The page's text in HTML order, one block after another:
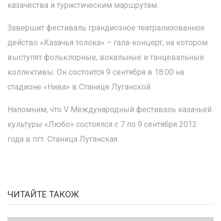
казачества и туристическим маршрутам.
Завершит фестиваль грандиозное театрализованное
действо «Казачья толока» – гала-концерт, на котором
выступят фольклорные, вокальные и танцевальные
коллективы. Он состоится 9 сентября в 18:00 на
стадионе «Нива» в Станице Луганской.
Напомним, что V Международный фестиваль казачьей
культуры «Любо» состоялся с 7 по 9 сентября 2012
года в пгт. Станица Луганская.
ЧИТАЙТЕ ТАКОЖ